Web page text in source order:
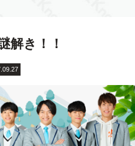
解き！！